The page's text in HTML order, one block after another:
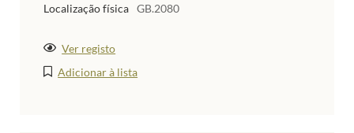
Localização física GB.2080
Ver registo
Adicionar à lista